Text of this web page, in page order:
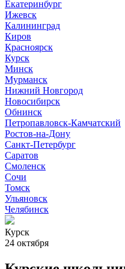
Екатеринбург
Ижевск
Калининград
Киров
Красноярск
Курск
Минск
Мурманск
Нижний Новгород
Новосибирск
Обнинск
Петропавловск-Камчатский
Ростов-на-Дону
Санкт-Петербург
Саратов
Смоленск
Сочи
Томск
Ульяновск
Челябинск
Курск
24 октября